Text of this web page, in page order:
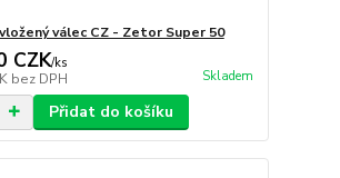
válec CZ - Zetor Super 50
CZK/ks
bez DPH Skladem
Přidat do košíku